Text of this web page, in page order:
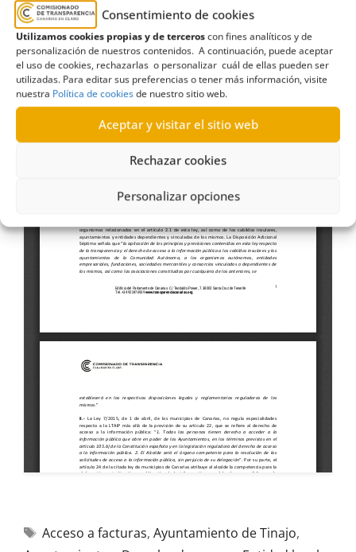
Consentimiento de cookies
Utilizamos cookies propias y de terceroscon fines analíticos y de
personalización de nuestros contenidos. A continuación, puede aceptar
el uso de cookies, rechazarlas o personalizar cuál de ellas pueden ser
utilizadas. Para editar sus preferencias o tener más información, visite
nuestra Política de cookiesde nuestro sitio web.
Aceptar y visitar el sitio web
Rechazar cookies
Personalizar opciones
Acceso a facturas, Ayuntamiento de Tinajo,